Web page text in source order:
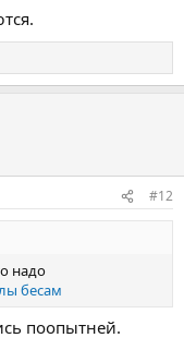
#12
надо
бесам
поопытней.